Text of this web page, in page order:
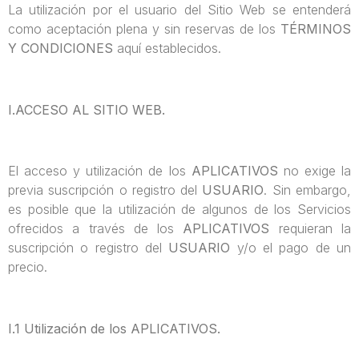
La utilización por el usuario del Sitio Web se entenderá
como aceptación plena y sin reservas de los TÉRMINOS
Y CONDICIONES aquí establecidos.
I.ACCESO AL SITIO WEB.
El acceso y utilización de los APLICATIVOS no exige la
previa suscripción o registro del USUARIO. Sin embargo,
es posible que la utilización de algunos de los Servicios
ofrecidos a través de los APLICATIVOS requieran la
suscripción o registro del USUARIO y/o el pago de un
precio.
I.1 Utilización de los APLICATIVOS.